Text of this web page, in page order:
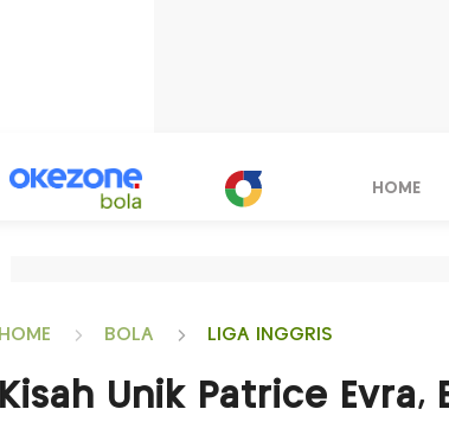
HOME
HOME BOLA LIGA INGGRIS
Kisah Unik Patrice Evra,